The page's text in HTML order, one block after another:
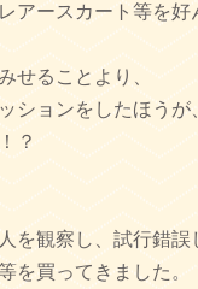
アースカート等を好
せることより、
ションをしたほうが
？
を観察し、試行錯誤
を買ってきました。